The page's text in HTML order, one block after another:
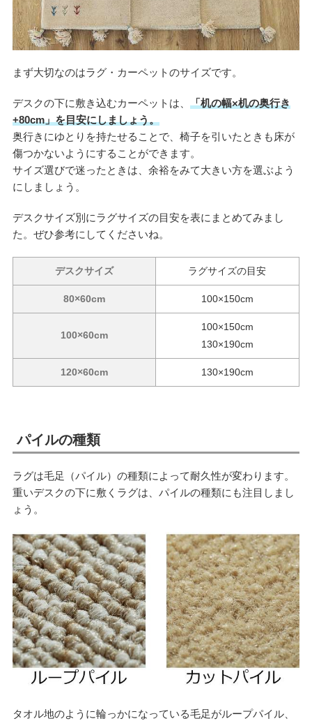
まず大切なのはラグ・カーペットのサイズです。
デスクの下に敷き込むカーペットは、 「机の幅×机の奥行き
+80cm」を目安にしましょう。
奥行きにゆとりを持たせることで、椅子を引いたときも床が
傷つかないようにすることができます。
サイズ選びで迷ったときは、余裕をみて大きい方を選ぶよう
にしましょう。
デスクサイズ別にラグサイズの目安を表にまとめてみまし
た。ぜひ参考にしてくださいね。
デスクサイズ ラグサイズの目安
80×60cm 100×150cm
100×60cm
100×150cm
130×190cm
120×60cm 130×190cm
パイルの種類
ラグは毛足（パイル）の種類によって耐久性が変わります。
重いデスクの下に敷くラグは、パイルの種類にも注目しまし
ょう。
タオル地のように輪っかになっている毛足がループパイル、